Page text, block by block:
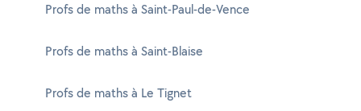
Profs de maths à Saint-Paul-de-Vence
Profs de maths à Saint-Blaise
Profs de maths à Le Tignet